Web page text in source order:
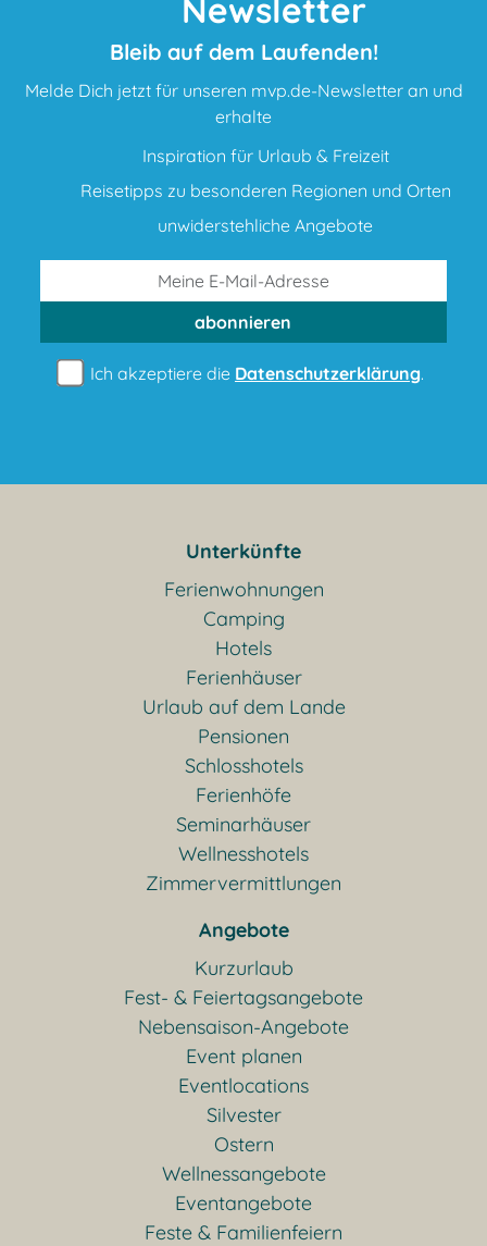
Newsletter
Bleib auf dem Laufenden!
Melde Dich jetzt für unseren mvp.de-Newsletter an und
erhalte
Inspiration für Urlaub & Freizeit
Reisetipps zu besonderen Regionen und Orten
unwiderstehliche Angebote
abonnieren
Ich akzeptiere die Datenschutzerklärung.
Unterkünfte
Ferienwohnungen
Camping
Hotels
Ferienhäuser
Urlaub auf dem Lande
Pensionen
Schlosshotels
Ferienhöfe
Seminarhäuser
Wellnesshotels
Zimmervermittlungen
Angebote
Kurzurlaub
Fest- & Feiertagsangebote
Nebensaison-Angebote
Event planen
Eventlocations
Silvester
Ostern
Wellnessangebote
Eventangebote
Feste & Familienfeiern